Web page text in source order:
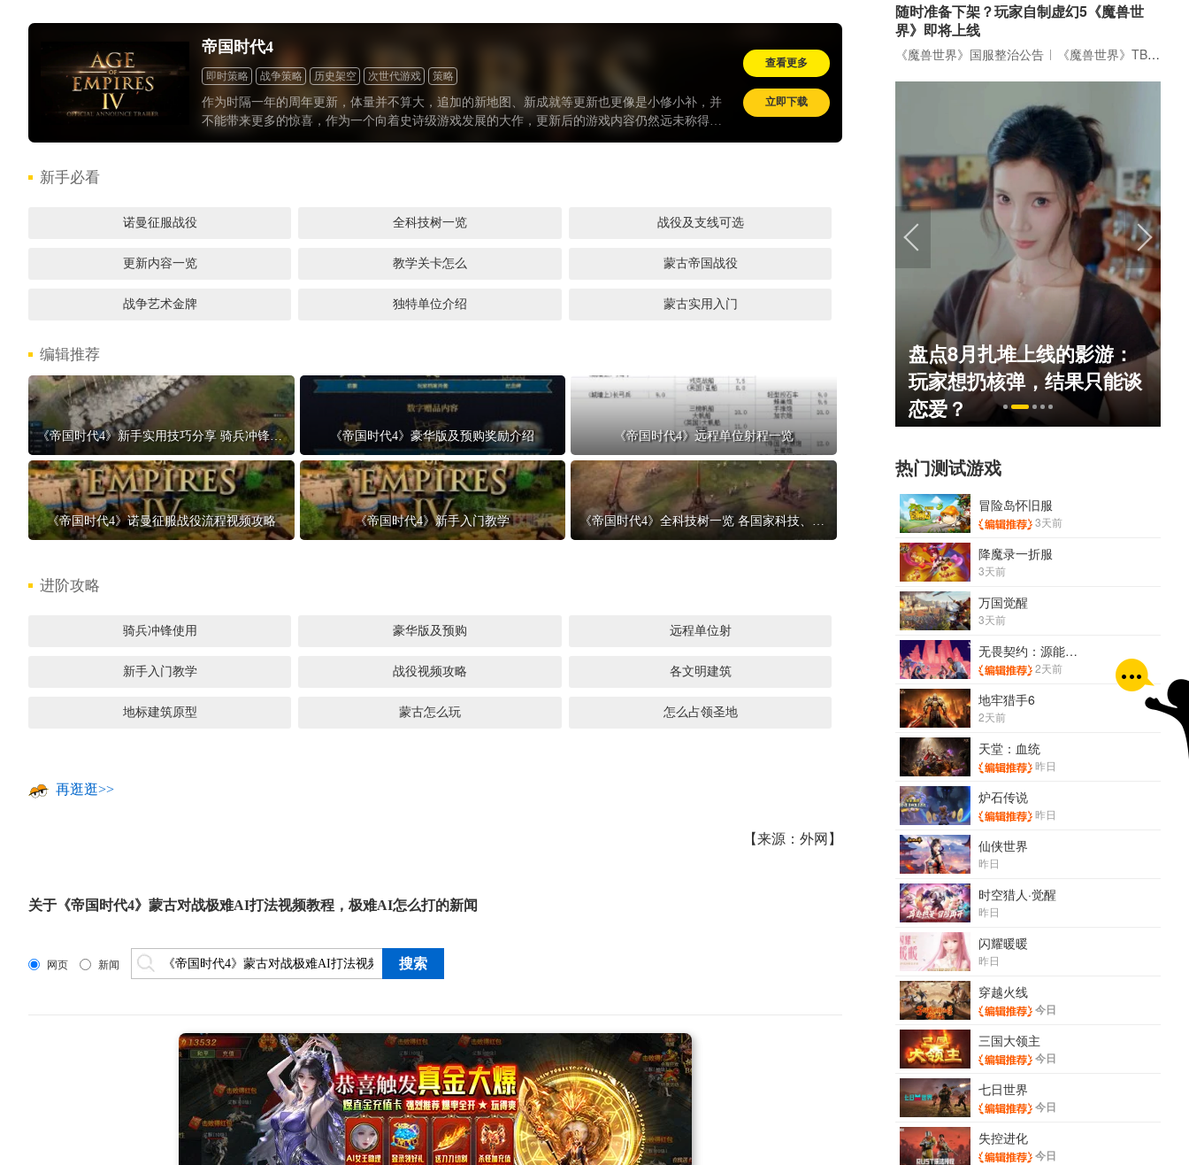
帝国时代4
即时策略 战争策略 历史架空 次世代游戏 策略
作为时隔一年的周年更新，体量并不算大，追加的新地图、新成就等更新也更像是小修小补，并
不能带来更多的惊喜，作为一个向着史诗级游戏发展的大作，更新后的游戏内容仍然远未称得上
充沛。希望《帝国时代4》能够加快更新的步伐，将越来越多的文明加入进去，以及，继续保持更
查看更多
立即下载
新手必看
诺曼征服战役 全科技树一览 战役及支线可选
更新内容一览 教学关卡怎么 蒙古帝国战役
战争艺术金牌 独特单位介绍 蒙古实用入门
编辑推荐
《帝国时代4》新手实用技巧分享 骑兵冲锋使用技巧 《帝国时代4》豪华版及预购奖励介绍 《帝国时代4》远程单位射程一览
《帝国时代4》诺曼征服战役流程视频攻略 《帝国时代4》新手入门教学 《帝国时代4》全科技树一览 各国家科技、独特单位
进阶攻略
骑兵冲锋使用 豪华版及预购 远程单位射
新手入门教学 战役视频攻略 各文明建筑
地标建筑原型 蒙古怎么玩 怎么占领圣地
再逛逛>>
【来源：外网】
关于 《帝国时代4》蒙古对战极难AI打法视频教程 ， 极难AI怎么打的新闻
网页 新闻
随时准备下架？玩家自制虚幻5《魔兽世
界》即将上线
《魔兽世界》国服整治公告 《魔兽世界》TBC周年大更：双经典团本回归！
什么网游翅膀成了"躲不掉
的刚需"？
的囧图集（1169）
盘点8月扎堆上线的影游：
玩家想扔核弹，结果只能谈
恋爱？
热门测试游戏
冒险岛怀旧服
3天前
降魔录一折服
3天前
万国觉醒
3天前
无畏契约：源能行动
2天前
地牢猎手6
2天前
天堂：血统
昨日
炉石传说
昨日
仙侠世界
昨日
时空猎人·觉醒
昨日
闪耀暖暖
昨日
穿越火线
今日
三国大领主
今日
七日世界
今日
失控进化
今日